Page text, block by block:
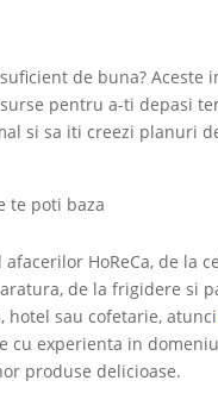
suficient de buna?
pentru a-ti depasi
si sa iti creezi planuri
te poti baza
HoReCa, de la
de la frigidere si
hotel sau cofetarie,
cu experienta in
produse delicioase.